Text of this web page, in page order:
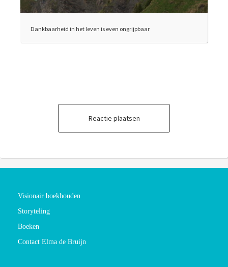
Dankbaarheid in het leven is even ongrijpbaar
Reactie plaatsen
Visionair boekhouden
Storyteling
Boeken
Contact Elma de Bruijn